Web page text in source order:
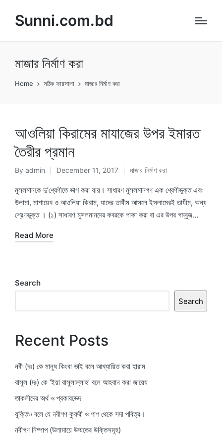
Sunni.com.bd
মাজার নির্মাণ করা
Home সঠিক ফায়সালা মাজার নির্মাণ করা
আওলিয়া কিরামের মাযাজের উপর ইমারত
তৈরীর প্রমান
Posted
by
By admin December 11, 2017
Posted
in
মাজার নির্মাণ করা
মুসলমানকে দু’শ্রেণীতে ভাগ করা যায়। সাধারণ মুসলমানগণ এক শ্রেণীভুক্ত এবং
উলামা, মাশায়েখ ও আওলিয়া কিরাম, যাদের তাযীম আসলে ইসলামেরই তাযীম, অন্য
শ্রেণভূক্ত । (১) সাধারণ মুসলমানদের কবরকে পাকা করা বা এর উপর গম্বুজ…
Read More
Search
Search
Recent Posts
নবী (দঃ) কে মানুষ কিংবা ভাই বলে আখ্যায়িত করা হারাম
রাসুল (দঃ) কে ‘ইয়া রাসুলাল্লাহ’ বলে আহবান করা জায়েয
তাকলীদের অর্থ ও প্রকারভেদ
যুক্তিও বলে যে নবীগণ কুফরী ও পাপ থেকে সদা পবিত্র।
নবীগণ নিষ্পাপ (উলামায়ে উম্মতের উক্তিসমূহ)